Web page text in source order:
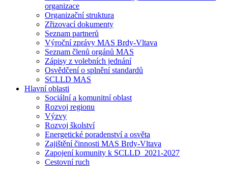
organizace
Organizační struktura
Zřizovací dokumenty
Seznam partnerů
Výroční zprávy MAS Brdy-Vltava
Seznam členů orgánů MAS
Zápisy z volebních jednání
Osvědčení o splnění standardů
SCLLD MAS
Hlavní oblasti
Sociální a komunitní oblast
Rozvoj regionu
Výzvy
Rozvoj školství
Energetické poradenství a osvěta
Zajištění činnosti MAS Brdy-Vltava
Zapojení komunity k SCLLD_2021-2027
Cestovní ruch